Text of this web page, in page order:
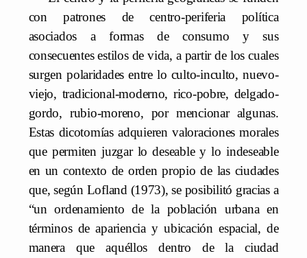
con patrones de centro-periferia política
asociados a formas de consumo y sus
consecuentes estilos de vida, a partir de los cuales
surgen polaridades entre lo culto-inculto, nuevo-
viejo, tradicional-moderno, rico-pobre, delgado-
gordo, rubio-moreno, por mencionar algunas.
Estas dicotomías adquieren valoraciones morales
que permiten juzgar lo deseable y lo indeseable
en un contexto de orden propio de las ciudades
que, según Lofland (1973), se posibilitó gracias a
“un ordenamiento de la población urbana en
términos de apariencia y ubicación espacial, de
manera que aquéllos dentro de la ciudad